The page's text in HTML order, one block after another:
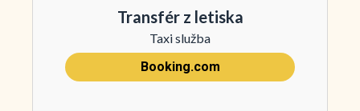
Transfér z letiska
Taxi služba
Booking.com